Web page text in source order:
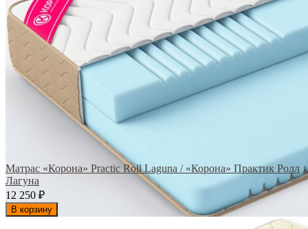
Матрас «Корона» Practic Roll Laguna / «Корона» Практик Ролл
Лагуна
12 250 ₽
В корзину